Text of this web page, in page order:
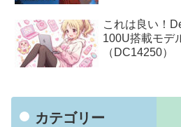
これは良い！
100U搭載モデ
（DC14250）
カテゴリー